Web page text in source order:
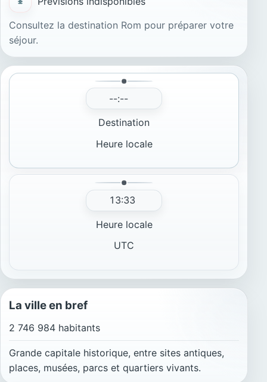
Consultez la destination Rom pour préparer votre
séjour.
--:--
Destination
Heure locale
13:33
Heure locale
UTC
La ville en bref
2 746 984 habitants
Grande capitale historique, entre sites antiques,
places, musées, parcs et quartiers vivants.